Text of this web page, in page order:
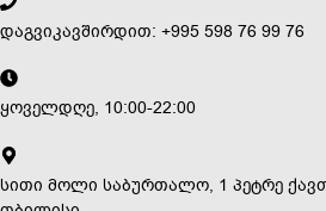
დაგვიკავშირდით: +995 598 76 99 76
ყოველდღე, 10:00-22:00
სითი მოლი საბურთალო, 1 პეტრე